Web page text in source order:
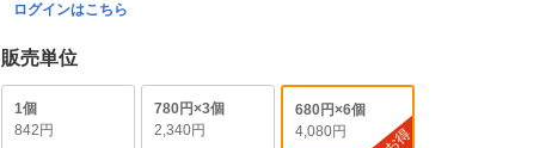
ログインはこちら
販売単位
1個
842円
780円×3個
2,340円
680円×6個
4,080円
お得